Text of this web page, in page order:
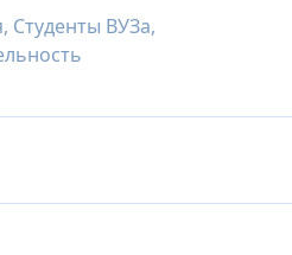
Студенты ВУЗа,